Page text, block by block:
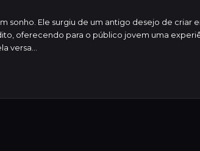
sonho. Ele surgiu de um antigo desejo de criar
oferecendo para o público jovem uma
versa...